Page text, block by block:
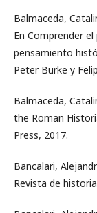
Balmaceda,
En Comprender
pensamiento
Peter Burke y
Balmaceda,
the Roman
Press, 2017.
Bancalari,
Revista de